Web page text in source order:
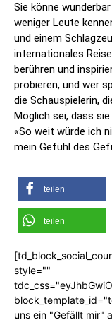
Sie könne
weniger Leute
und einem
internationales
berühren und
probieren, und wer
die Schauspielerin,
Möglich sei, dass
«So weit würde ich
mein Gefühl des
teilen
teilen
style=""
uns ein "Gefällt mir"